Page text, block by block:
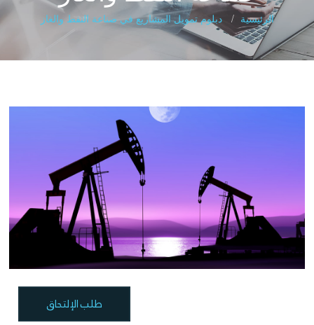
الرئيسية دبلوم تمويل المشاريع في صناعة النفط والغاز
طلب الإلتحاق